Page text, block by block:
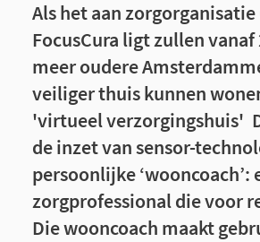
Als het aan zorgorganisatie
FocusCura ligt zullen vanaf
meer oudere
veiliger thuis kunnen
'virtueel verzorgingshuis'
de inzet van sensor-
persoonlijke ‘wooncoach’:
zorgprofessional die voor
Die wooncoach maakt